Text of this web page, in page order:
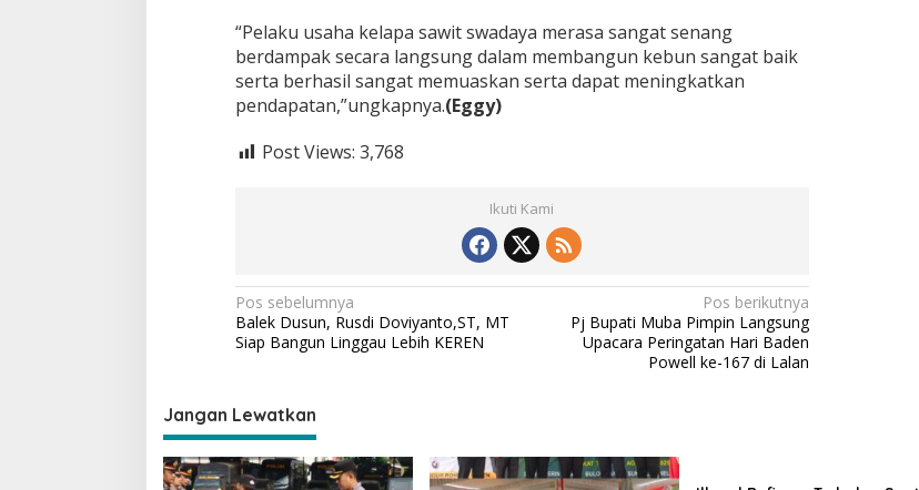
“Pelaku usaha kelapa sawit swadaya merasa sangat senang
berdampak secara langsung dalam membangun kebun sangat baik
serta berhasil sangat memuaskan serta dapat meningkatkan
pendapatan,”ungkapnya.(Eggy)
Post Views: 3,768
Ikuti Kami
N
a
i
g
a
Pos sebelumnya
Balek Dusun, Rusdi Doviyanto,ST, MT
Siap Bangun Linggau Lebih KEREN
Pos berikutnya
Pj Bupati Muba Pimpin Langsung
Upacara Peringatan Hari Baden
Powell ke-167 di Lalan
Jangan Lewatkan